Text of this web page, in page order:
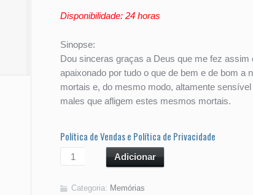
Disponibilidade: 24 horas
Sinopse:
Dou sinceras graças a Deus que me fez
apaixonado por tudo o que de bem e de bom a
mortais e, do mesmo modo, altamente
males que afligem estes mesmos mortais.
Política de Vendas e Política de Privacidade
Adicionar
Categoria: Memórias